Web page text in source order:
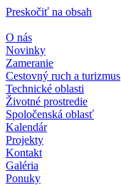
Preskočiť na obsah
O nás
Novinky
Zameranie
Cestovný ruch a turizmus
Technické oblasti
Životné prostredie
Spoločenská oblasť
Kalendár
Projekty
Kontakt
Galéria
Ponuky